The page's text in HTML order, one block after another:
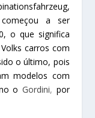
a ser
o que significa
carros com
o último, pois
modelos com
oGordini, por